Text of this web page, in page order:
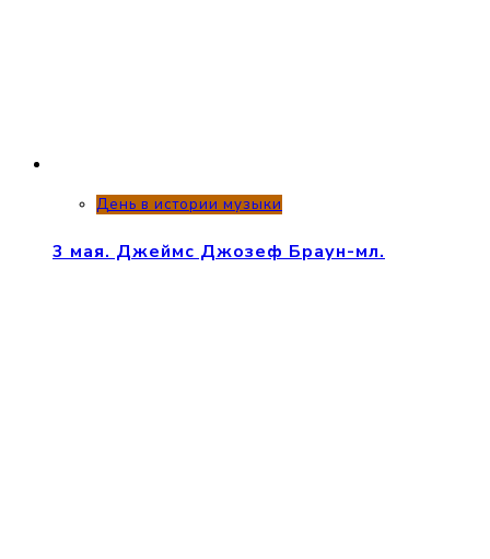
День в истории музыки
3 мая. Джеймс Джозеф Браун-мл.